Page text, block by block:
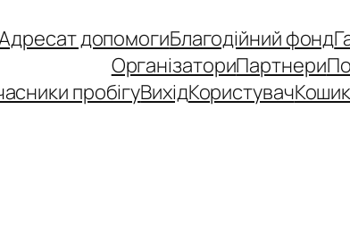
допомогиБлагодійний фонд
ОрганізаториПартнери
пробігуВихідКористувачКошик